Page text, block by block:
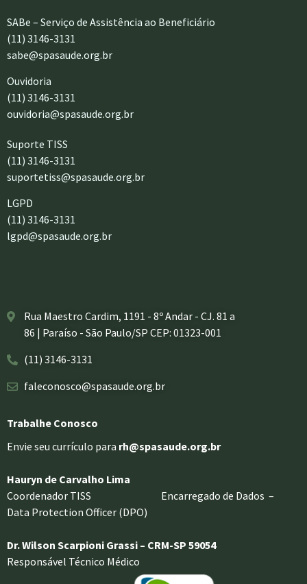
SABe – Serviço de Assistência ao Beneficiário
(11) 3146-3131
sabe@spasaude.org.br
Ouvidoria
(11) 3146-3131
ouvidoria@spasaude.org.br
Suporte TISS
(11) 3146-3131
suportetiss@spasaude.org.br
LGPD
(11) 3146-3131
lgpd@spasaude.org.br
Rua Maestro Cardim, 1191 - 8º Andar - CJ. 81 a
86 | Paraíso - São Paulo/SP CEP: 01323-001
(11) 3146-3131
faleconosco@spasaude.org.br
Trabalhe Conosco
Envie seu currículo para rh@spasaude.org.br
Hauryn de Carvalho Lima
Coordenador TISS Encarregado de Dados –
Data Protection Officer (DPO)
Dr. Wilson Scarpioni Grassi – CRM-SP 59054
Responsável Técnico Médico